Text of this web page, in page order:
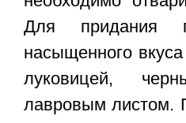
Для придания
насыщенного
луковицей,
лавровым листом.